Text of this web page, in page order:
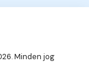
Minden jog